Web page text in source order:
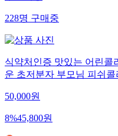
228명구매중
식약처인증 맛있는 어린콜
운 초저분자 부모님 피쉬
50,000원
8%45,800원